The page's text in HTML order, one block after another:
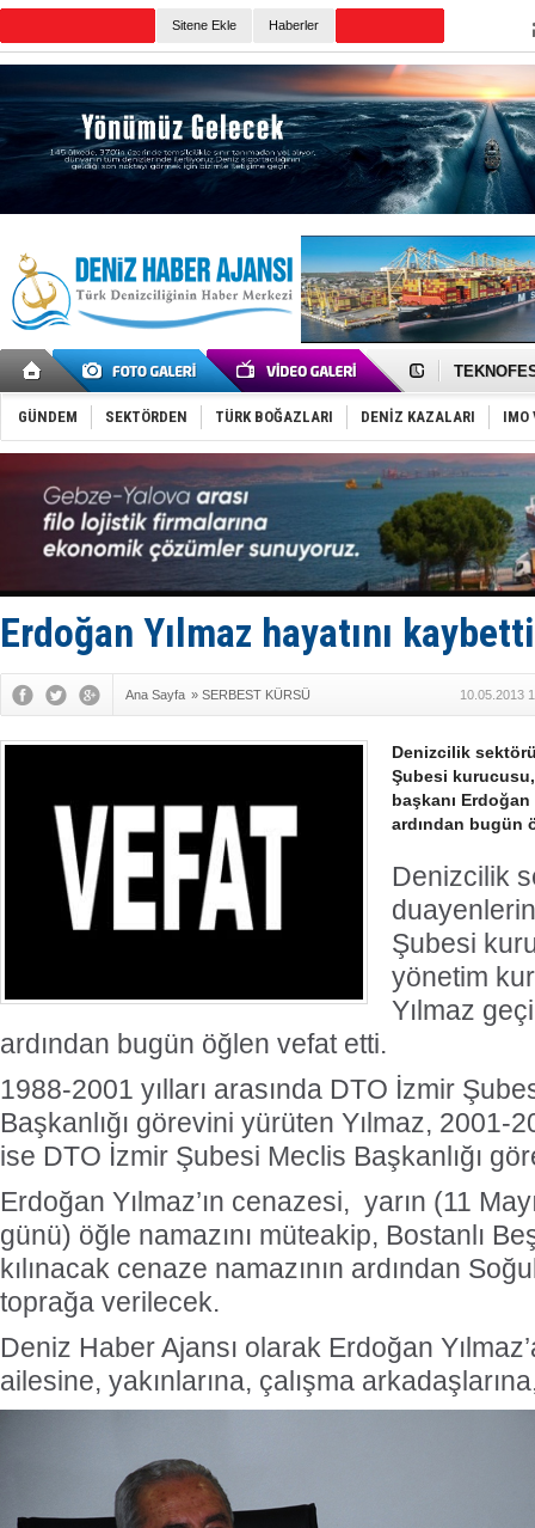
Sitene Ekle Haberler
TAYK -
Tersane
İngiliz
FESCO,
DESE,
35 milyon
İnsansız
Yüzyıl
Anadolu
Derince,
İTU AUV,
GÜNDEM SEKTÖRDEN TÜRK BOĞAZLARI DENİZ KAZALARI IMO
Erdoğan Yılmaz hayatını kaybetti
Ana Sayfa » SERBEST KÜRSÜ 10.05.2013
Denizcilik
Şubesi
başkanı
ardından bugün
Denizcilik
Şubesi
yönetim
Yılmaz
ardından bugün öğlen vefat etti.
1988-2001 yılları arasında DTO İzmir
Başkanlığı görevini yürüten Yılmaz, 2001-
ise DTO İzmir Şubesi Meclis Başkanlığı
Erdoğan Yılmaz’ın cenazesi, yarın (11
günü) öğle namazını müteakip, Bostanlı
kılınacak cenaze namazının ardından
toprağa verilecek.
Deniz Haber Ajansı olarak Erdoğan
ailesine, yakınlarına, çalışma